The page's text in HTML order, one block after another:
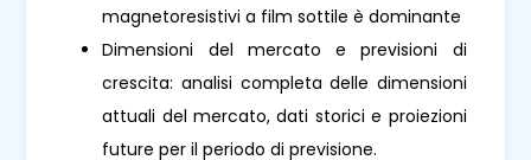
magnetoresistivi a film sottile è dominante
Dimensioni del mercato e previsioni di
crescita: analisi completa delle dimensioni
attuali del mercato, dati storici e proiezioni
future per il periodo di previsione.